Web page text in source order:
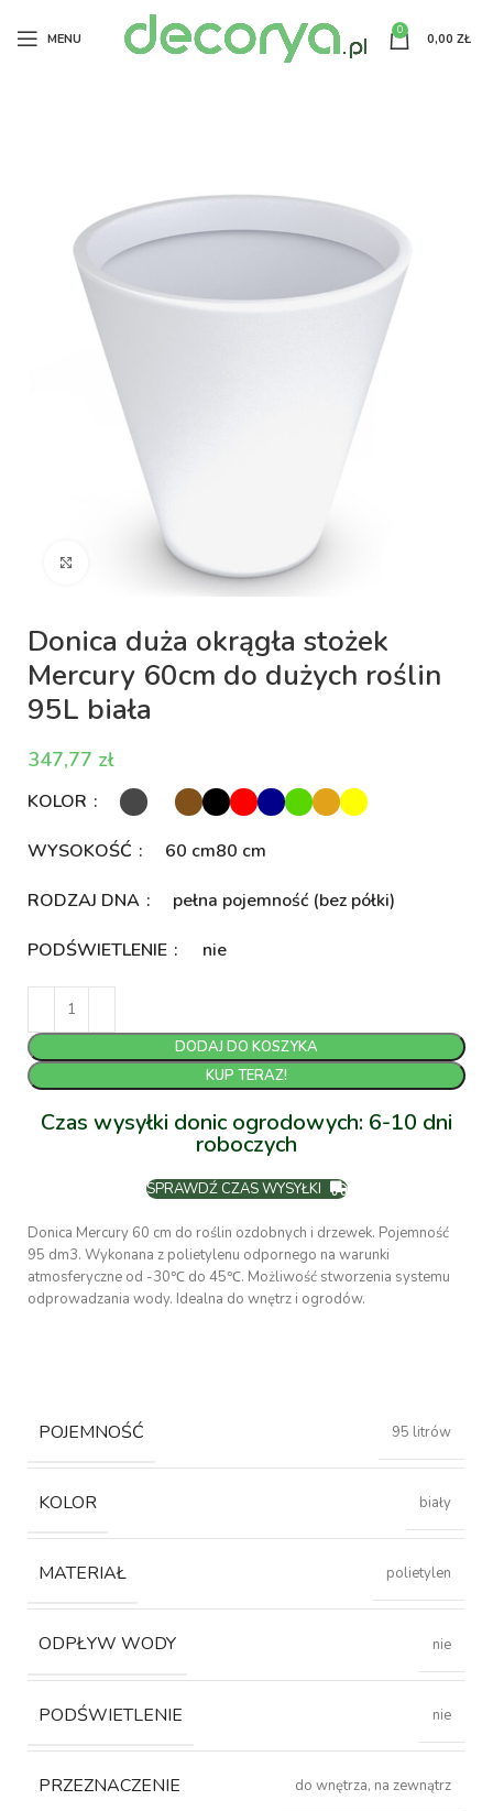
MENU
0
0,00 ZŁ
Kliknij aby powiększyć
Donica duża okrągła stożek
Mercury 60cm do dużych roślin
95L biała
zł
KOLOR
WYSOKOŚĆ 60 cm80 cm
RODZAJ DNA pełna pojemność (bez półki)
PODŚWIETLENIE nie
DODAJ DO KOSZYKA
KUP TERAZ!
Czas wysyłki donic ogrodowych: 6-10 dni
roboczych
SPRAWDŹ CZAS WYSYŁKI
Donica Mercury 60 cm do roślin ozdobnych i drzewek. Pojemność
95 dm3. Wykonana z polietylenu odpornego na warunki
atmosferyczne od -30℃ do 45℃. Możliwość stworzenia systemu
odprowadzania wody. Idealna do wnętrz i ogrodów.
POJEMNOŚĆ 95 litrów
KOLOR biały
MATERIAŁ polietylen
ODPŁYW WODY nie
PODŚWIETLENIE nie
PRZEZNACZENIE do wnętrza, na zewnątrz